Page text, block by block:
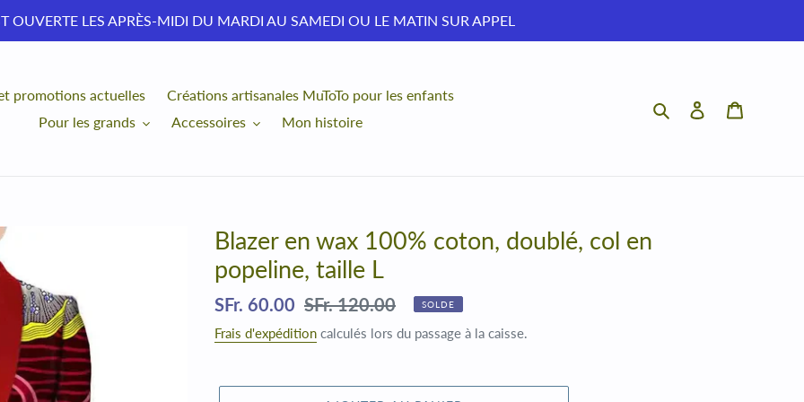
OUVERTE LES APRÈS-MIDI DU MARDI AU SAMEDI OU LE MATIN SUR APPEL
promotions actuelles
Créations artisanales MuToTo pour les enfants
Pour les grands
Accessoires Mon histoire
RechercherSe connecter
Blazer en wax 100% coton, doublé, col en
popeline, taille L
Prix
réduit
SFr. 60.00 Prix
normal
SFr. 120.00 SOLDE
Frais d'expédition calculés lors du passage à la caisse.